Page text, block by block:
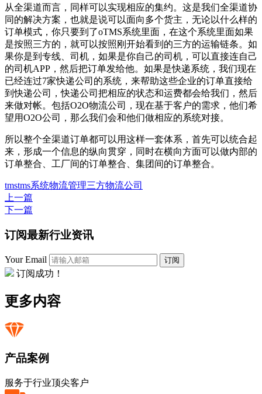
从全渠道而言，同样可以实现相应的集约。这是我们全渠道协
同的解决方案，也就是说可以面向多个货主，无论以什么样的
订单模式，你只要到了oTMS系统里面，在这个系统里面如果
是按照三方的，就可以按照刚开始看到的三方的运输链条。如
果你是到专线、司机，如果是你自己的司机，可以直接连自己
的司机APP，然后把订单发给他。如果是快递系统，我们现在
已经连过7家快递公司的系统，来帮助这些企业的订单直接给
到快递公司，快递公司把相应的状态和运费都会给我们，然后
来做对帐。包括O2O物流公司，现在基于客户的需求，他们希
望用O2O公司，那么我们会和他们做相应的系统对接。
所以整个全渠道订单都可以用这样一套体系，首先可以统合起
来，形成一个信息的纵向贯穿，同时在横向方面可以做内部的
订单整合、工厂间的订单整合、集团间的订单整合。
tmstms系统物流管理三方物流公司
上一篇
下一篇
订阅最新行业资讯
Your Email 订阅
订阅成功！
更多内容
产品案例
服务于行业顶尖客户